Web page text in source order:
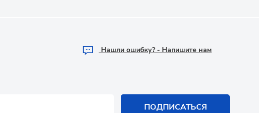
Hашли ошибку? - Напишите нам
ПОДПИСАТЬСЯ